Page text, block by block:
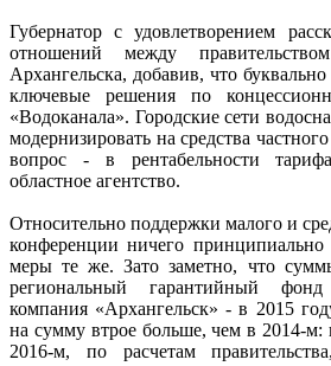
Губернатор с удовлетворением
отношений между
Архангельска, добавив, что
ключевые решения по
«Водоканала». Городские сети
модернизировать на средства
вопрос - в рентабельности
областное агентство.
Относительно поддержки малого и
конференции ничего принципиально
меры те же. Зато заметно, что
региональный гарантийный
компания «Архангельск» - в 2015
на сумму втрое больше, чем в 2014-
2016-м, по расчетам